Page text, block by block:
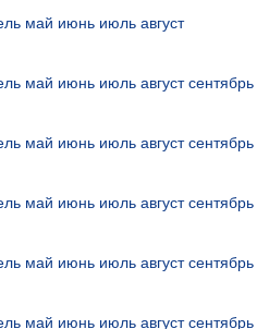
май июнь июль август
май июнь июль август сентябрь
май июнь июль август сентябрь
май июнь июль август сентябрь
май июнь июль август сентябрь
май июнь июль август сентябрь